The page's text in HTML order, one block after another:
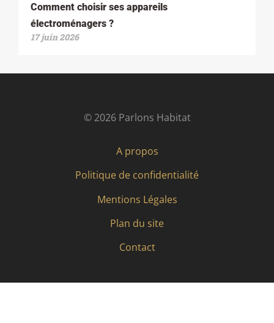
Comment choisir ses appareils
électroménagers ?
17 juin 2026
© 2026 Parlons Habitat
A propos
Politique de confidentialité
Mentions Légales
Plan du site
Contact